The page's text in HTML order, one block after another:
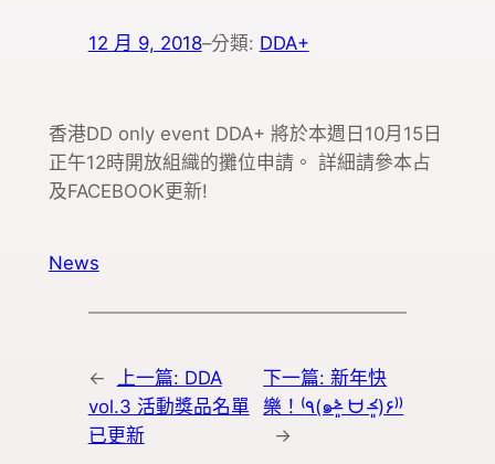
12 月 9, 2018–分類: DDA+
香港DD only event DDA+ 將於本週日10月15日
正午12時開放組織的攤位申請。 詳細請參本占
及FACEBOOK更新!
News
← 上一篇: DDA
vol.3 活動獎品名單
已更新
下一篇:新年快
樂！⁽٩(๑˃̶͈̀ ᗨ ˂̶͈́)۶⁾⁾
→